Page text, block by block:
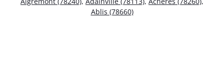
Ablis (78660)